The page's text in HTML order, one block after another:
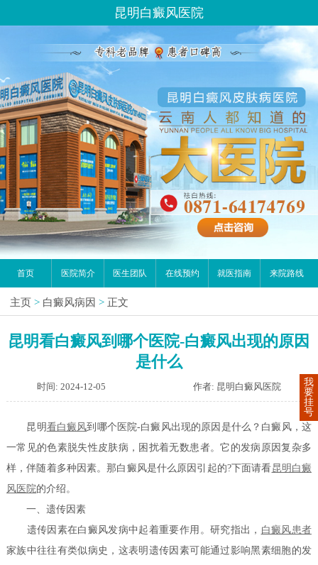
昆明白癜风医院
首页 医院简介 医生团队 在线预约 就医指南 来院路线
主页 > 白癜风病因 > 正文
昆明看白癜风到哪个医院-白癜风出现的原因
是什么
时间: 2024-12-05 作者: 昆明白癜风医院
昆明看白癜风到哪个医院-白癜风出现的原因是什么？白癜风，这
一常见的色素脱失性皮肤病，困扰着无数患者。它的发病原因复杂多
样，伴随着多种因素。那白癜风是什么原因引起的?下面请看昆明白癜
风医院的介绍。
一、遗传因素
遗传因素在白癜风发病中起着重要作用。研究指出， 白癜风患者
家族中往往有类似病史，这表明遗传因素可能通过影响黑素细胞的发
我
要
挂
号